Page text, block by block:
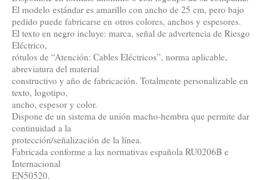
El modelo estándar es amarillo con ancho de 25 cm, pero bajo
pedido puede fabricarse en otros colores, anchos y espesores.
El texto en negro incluye: marca, señal de advertencia de Riesgo
Eléctrico,
rótulos de “Atención: Cables Eléctricos”, norma aplicable,
abreviatura del material
constructivo y año de fabricación. Totalmente personalizable en
texto, logotipo,
ancho, espesor y color.
Dispone de un sistema de unión macho-hembra que permite dar
continuidad a la
protección/señalización de la línea.
Fabricada conforme a las normativas española RU0206B e
Internacional
EN50520.